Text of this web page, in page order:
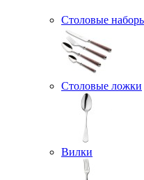
Столовые
Столовые ложки
Вилки